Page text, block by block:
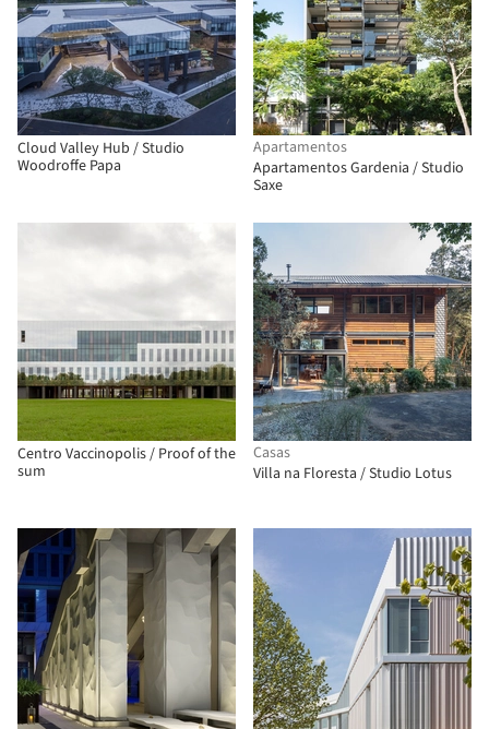
Cloud Valley Hub / Studio
Woodroffe Papa
Apartamentos
Apartamentos Gardenia / Studio
Saxe
Centro Vaccinopolis / Proof of the
sum
Casas
Villa na Floresta / Studio Lotus